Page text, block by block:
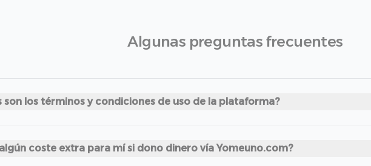
Algunas preguntas frecuentes
son los términos y condiciones de uso de la plataforma?
coste extra para mí si dono dinero vía Yomeuno.com?